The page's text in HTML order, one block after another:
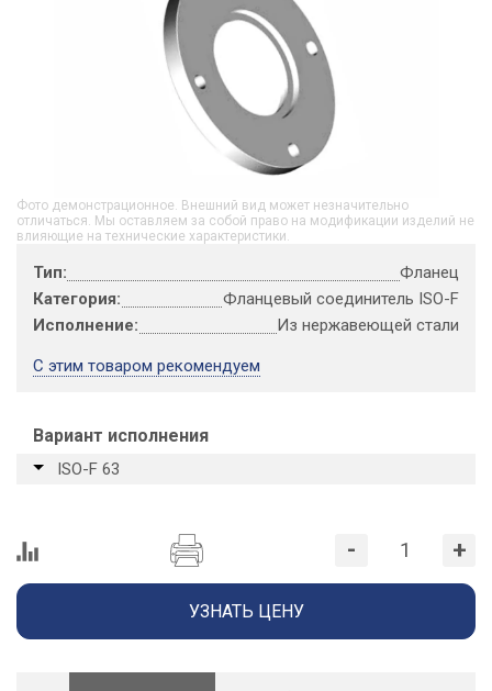
Фото демонстрационное. Внешний вид может незначительно
отличаться. Мы оставляем за собой право на модификации изделий не
влияющие на технические характеристики.
Тип:
Фланец
Категория:
Фланцевый соединитель ISO-F
Исполнение:
Из нержавеющей стали
С этим товаром рекомендуем
Вариант исполнения
ISO-F 63
- +
УЗНАТЬ ЦЕНУ